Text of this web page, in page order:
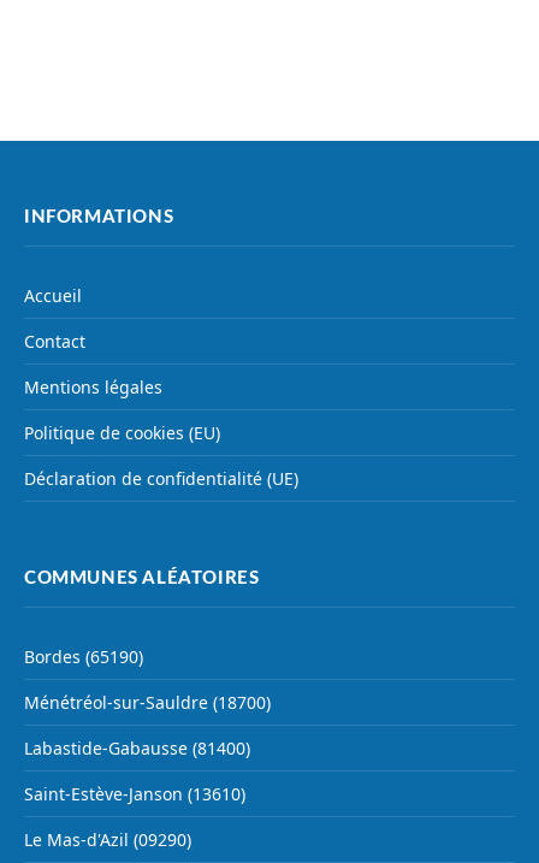
INFORMATIONS
Accueil
Contact
Mentions légales
Politique de cookies (EU)
Déclaration de confidentialité (UE)
COMMUNES ALÉATOIRES
Bordes (65190)
Ménétréol-sur-Sauldre (18700)
Labastide-Gabausse (81400)
Saint-Estève-Janson (13610)
Le Mas-d'Azil (09290)